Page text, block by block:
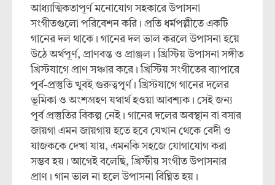
আধ্যাত্মিকতাপূর্ণ মনোযোগ সহকারে উপাসনা
সংগীতগুলো পরিবেশন করি। প্রতি ধর্মপল্লীতে একটি
গানের দল থাকে। গানের দল ভাল করলে উপাসনা হয়ে
উঠে অর্থপূর্ণ, প্রাণবন্ত ও প্রাঞ্জল। খ্রিস্টিয় উপাসনা সঙ্গীত
খ্রিস্টযাগে প্রাণ সঞ্চার করে। খ্রিস্টিয় সংগীতের ব্যাপারে
পূর্ব-প্রস্তুতি খুবই গুরুত্বপূর্ণ। খ্রিস্টযাগে গানের দলের
ভূমিকা ও অংশগ্রহণ যথার্থ হওয়া আবশ্যক। সেই জন্য
পূর্ব প্রস্তুতির বিকল্প নেই। গানের দলের অবস্থান বা বসার
জায়গা এমন জায়গায় হতে হবে যেখান থেকে বেদী ও
যাজককে দেখা যায়, এমনকি সহজে যোগাযোগ করা
সম্ভব হয়। আগেই বলেছি, খ্রিস্টীয় সংগীত উপাসনার
প্রাণ। গান ভাল না হলে উপাসনা বিঘ্নিত হয়।